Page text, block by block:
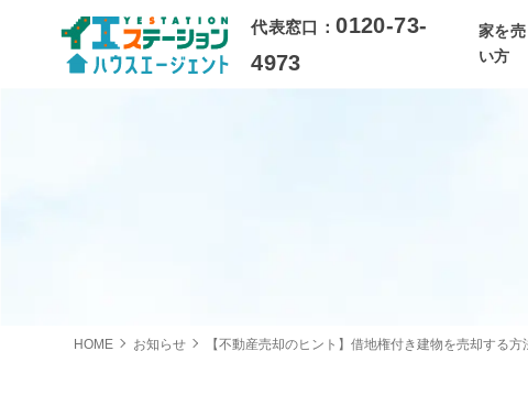
代表窓口：0120-73-
4973
家を
い方
HOME お知らせ 【不動産売却のヒント】借地権付き建物を売却する